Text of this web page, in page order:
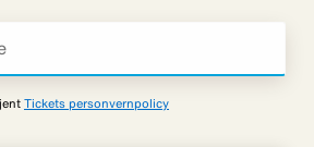
Tickets personvernpolicy